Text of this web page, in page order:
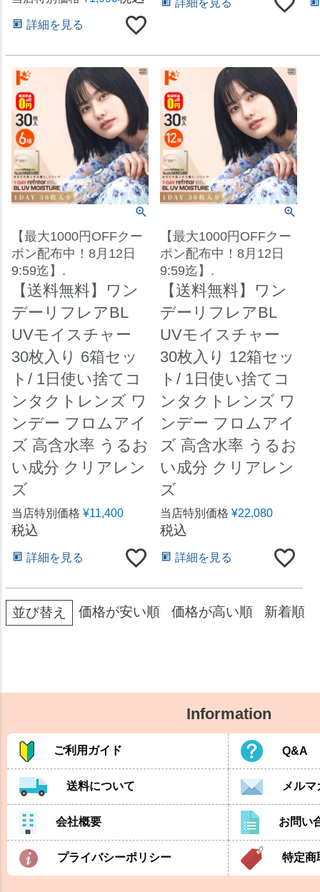
詳細を見る
詳細を見る
【最大1000円OFFクー
ポン配布中！8月12日
9:59迄】.
【送料無料】ワン
デーリフレアBL
UVモイスチャー
30枚入り 6箱セッ
ト/ 1日使い捨てコ
ンタクトレンズ ワ
ンデー フロムアイ
ズ 高含水率 うるお
い成分 クリアレン
ズ
当店特別価格 ¥11,400
税込
詳細を見る
【最大1000円OFFクー
ポン配布中！8月12日
9:59迄】.
【送料無料】ワン
デーリフレアBL
UVモイスチャー
30枚入り 12箱セッ
ト/ 1日使い捨てコ
ンタクトレンズ ワ
ンデー フロムアイ
ズ 高含水率 うるお
い成分 クリアレン
ズ
当店特別価格 ¥22,080
税込
詳細を見る
並び替え 価格が安い順 価格が高い順 新着順
Information
ご利用ガイド Q&A
送料について メル
会社概要 お問い
プライバシーポリシー 特定商